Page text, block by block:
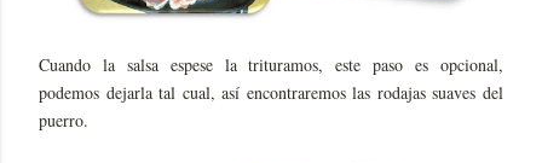
Cuando la salsa espese la trituramos, este paso es opcional,
podemos dejarla tal cual, así encontraremos las rodajas suaves del
puerro.